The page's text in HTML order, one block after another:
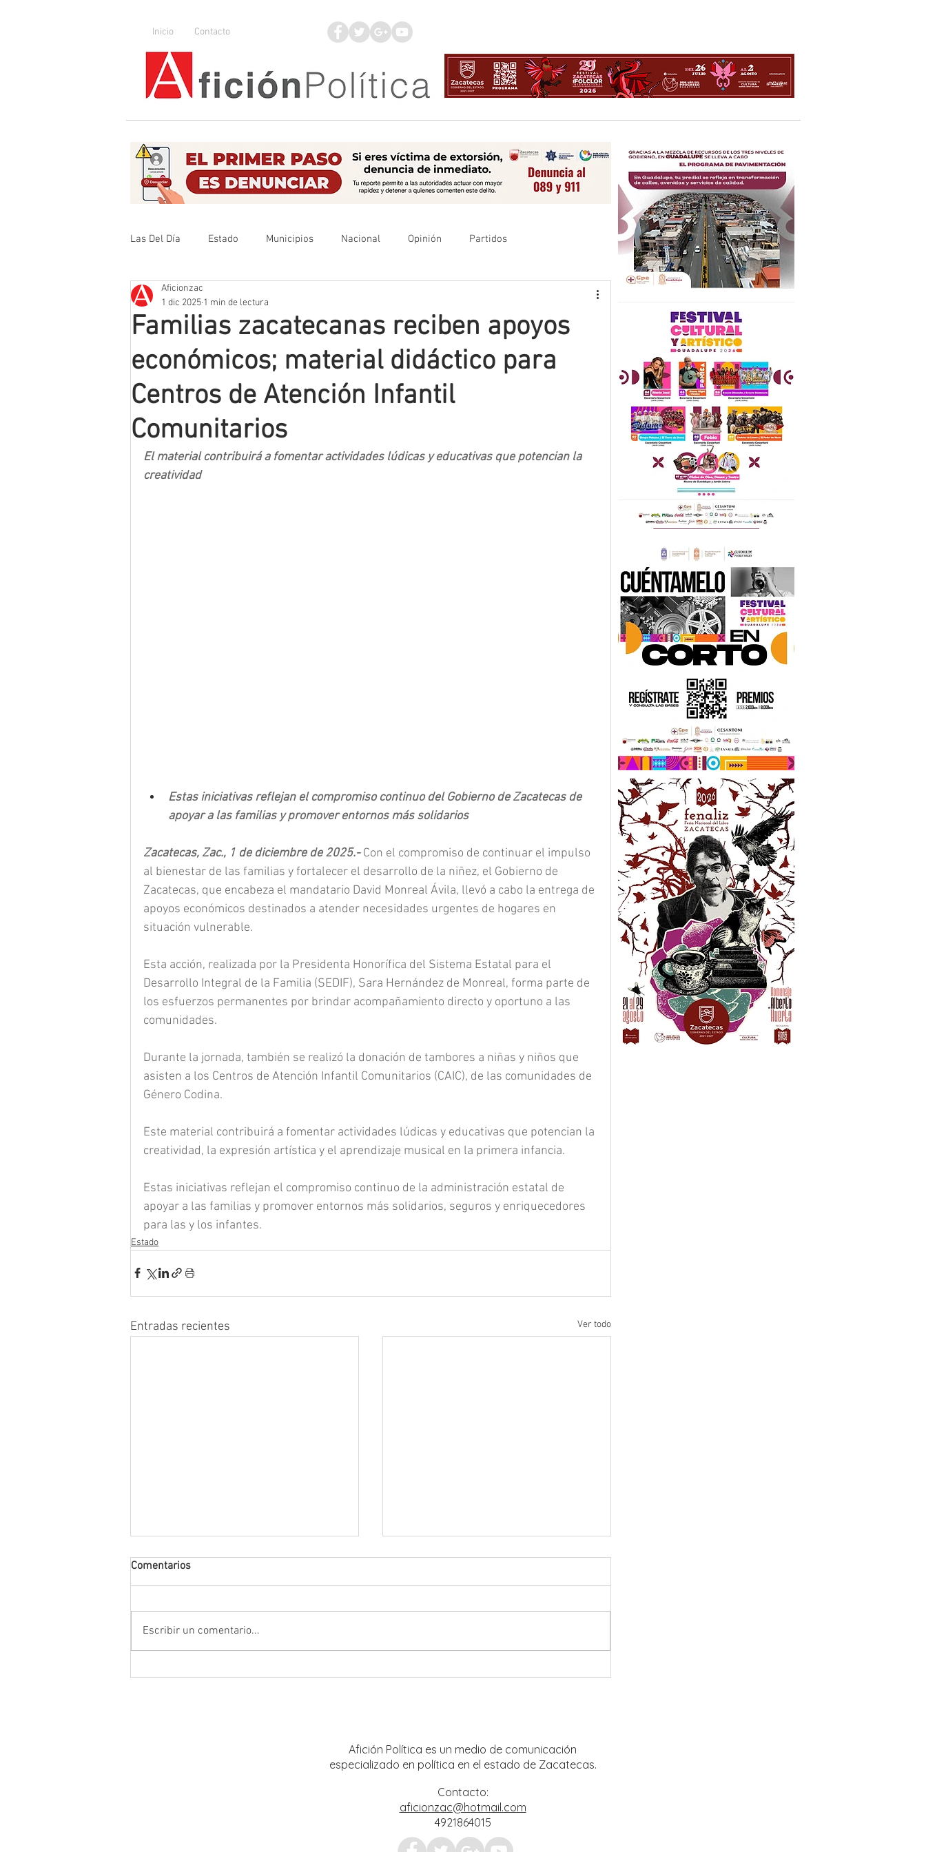
Inicio Contacto
Las Del Día Estado Municipios Nacional Opinión Partidos
Que no se olvide
Mineros LNBP
Familias zacatecanas reciben apoyos
económicos; material didáctico para
Centros de Atención Infantil
Comunitarios
Aficionzac
1 dic 2025 1 min de lectura
El material contribuirá a fomentar actividades lúdicas y educativas que potencian la
creatividad
Estas iniciativas reflejan el compromiso continuo del Gobierno de Zacatecas de
apoyar a las familias y promover entornos más solidarios
Zacatecas, Zac., 1 de diciembre de 2025.- Con el compromiso de continuar el impulso
al bienestar de las familias y fortalecer el desarrollo de la niñez, el Gobierno de
Zacatecas, que encabeza el mandatario David Monreal Ávila, llevó a cabo la entrega de
apoyos económicos destinados a atender necesidades urgentes de hogares en
situación vulnerable.
Esta acción, realizada por la Presidenta Honorífica del Sistema Estatal para el
Desarrollo Integral de la Familia (SEDIF), Sara Hernández de Monreal, forma parte de
los esfuerzos permanentes por brindar acompañamiento directo y oportuno a las
comunidades.
Durante la jornada, también se realizó la donación de tambores a niñas y niños que
asisten a los Centros de Atención Infantil Comunitarios (CAIC), de las comunidades de
Género Codina.
Este material contribuirá a fomentar actividades lúdicas y educativas que potencian la
creatividad, la expresión artística y el aprendizaje musical en la primera infancia.
Estas iniciativas reflejan el compromiso continuo de la administración estatal de
apoyar a las familias y promover entornos más solidarios, seguros y enriquecedores
para las y los infantes.
Estado
Entradas recientes Ver todo
julio
Comentarios
Escribir un comentario...
Afición Política es un medio de comunicación
especializado en política en el estado de Zacatecas.
Contacto:
aficionzac@hotmail.com
4921864015